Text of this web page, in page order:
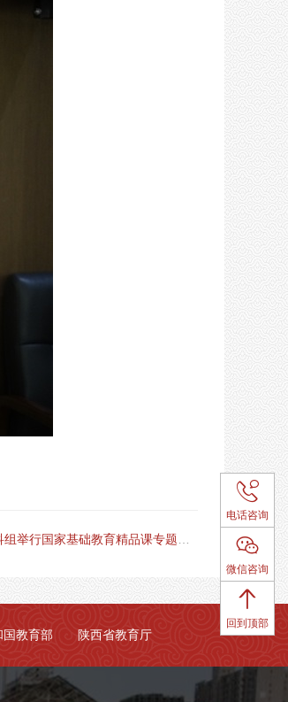
国家基础教育精品课专题教研会

电话咨询

微信咨询

回到顶部
国教育部 陕西省教育厅